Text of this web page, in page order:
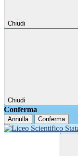
Chiudi
Chiudi
Conferma
Annulla Conferma